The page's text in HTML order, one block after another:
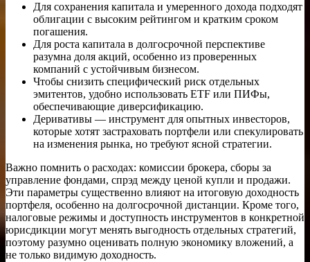
Для сохранения капитала и умеренного дохода подходят
облигации с высоким рейтингом и кратким сроком
погашения.
Для роста капитала в долгосрочной перспективе
разумна доля акций, особенно из проверенных
компаний с устойчивым бизнесом.
Чтобы снизить специфический риск отдельных
эмитентов, удобно использовать ETF или ПИФы,
обеспечивающие диверсификацию.
Деривативы — инструмент для опытных инвесторов,
которые хотят застраховать портфели или спекулировать
на изменения рынка, но требуют ясной стратегии.
Важно помнить о расходах: комиссии брокера, сборы за
управление фондами, спрэд между ценой купли и продажи.
Эти параметры существенно влияют на итоговую доходность
портфеля, особенно на долгосрочной дистанции. Кроме того,
налоговые режимы и доступность инструментов в конкретной
юрисдикции могут менять выгодность отдельных стратегий,
поэтому разумно оценивать полную экономику вложений, а
не только видимую доходность.